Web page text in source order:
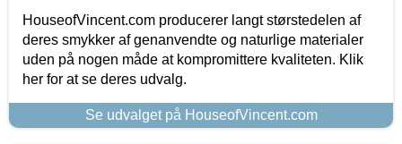
HouseofVincent.com producerer langt størstedelen af
deres smykker af genanvendte og naturlige materialer
uden på nogen måde at kompromittere kvaliteten. Klik
her for at se deres udvalg.
Se udvalget på HouseofVincent.com